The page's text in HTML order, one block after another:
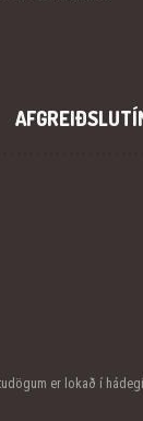
er lokað í